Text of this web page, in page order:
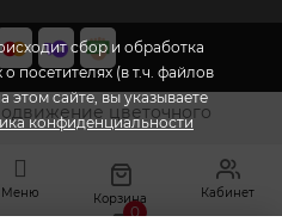
Меню Корзина
0
Кабинет
сбор и обработка
посетителях (в т.ч. файлов
этом сайте, вы указываете
конфиденциальности
цветочного